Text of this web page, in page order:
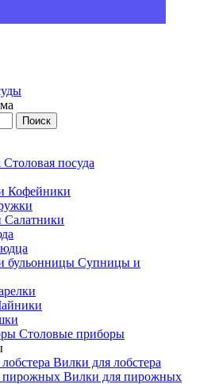
Поиск
Столовая посуда
Кофейники
Салатники
Супницы и
Cтоловые приборы
Вилки для лобстера
Вилки для пирожных